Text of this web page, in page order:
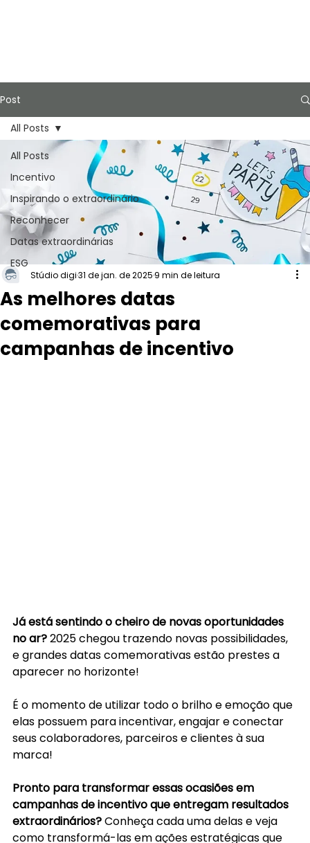
Post
All Posts
Incentivo
Inspirando o extraordinário
Reconhecer
Datas extraordinárias
ESG
All Posts
As melhores datas
comemorativas para
campanhas de incentivo
Stúdio digi31 de jan. de 2025 9 min de leitura
Já está sentindo o cheiro de novas oportunidades
no ar? 2025 chegou trazendo novas possibilidades,
e grandes datas comemorativas estão prestes a
aparecer no horizonte!
É o momento de utilizar todo o brilho e emoção que
elas possuem para incentivar, engajar e conectar
seus colaboradores, parceiros e clientes à sua
marca!
Pronto para transformar essas ocasiões em
campanhas de incentivo que entregam resultados
extraordinários? Conheça cada uma delas e veja
como transformá-las em ações estratégicas que